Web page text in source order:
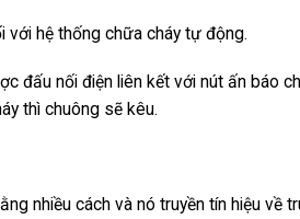
hệ thống chữa cháy tự động.
đấu nối điện liên kết với nút ấn báo
thì chuông sẽ kêu.
nhiều cách và nó truyền tín hiệu về